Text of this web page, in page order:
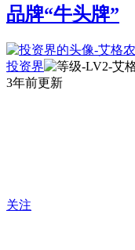
品牌“牛头牌”
投资界
3年前更新
关注